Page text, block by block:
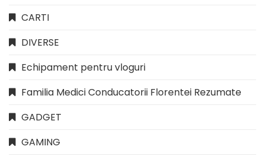
CARTI
DIVERSE
Echipament pentru vloguri
Familia Medici Conducatorii Florentei Rezumate
GADGET
GAMING